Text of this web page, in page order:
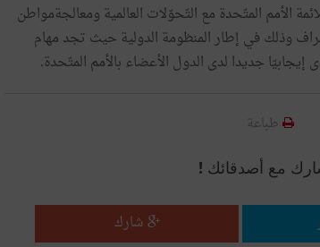
الأمم المتّحدة مع التّحوّلات العالمية ومعالجةمواطن
وذلك في إطار المنظومة الدولية حيث تجد مهام
جديدا لدى الدول الأعضاء بالأمم المتّحدة.
طباعة
مع أصدقائك !
شارك